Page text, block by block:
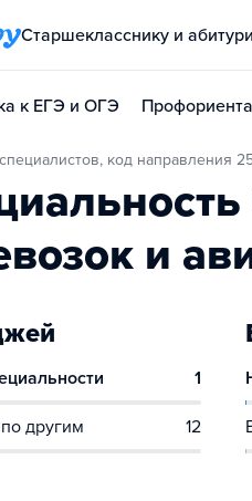
Старшекласснику и
к ЕГЭ и ОГЭ
специалистов, код направления
и
1
другим 12